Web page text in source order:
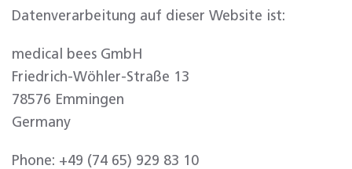
Datenverarbeitung auf dieser Website ist:
medical bees GmbH
Friedrich-Wöhler-Straße 13
78576 Emmingen
Germany
Phone: +49 (74 65) 929 83 10